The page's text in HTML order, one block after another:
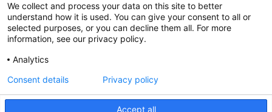
@CGTCatalunya
cgtcatalunya
CGTCatalunya
cgtcatalunya
We collect and process your data on this site to better
understand how it is used. You can give your consent to all or
selected purposes, or you can decline them all. For more
information, see our privacy policy.
Analytics
Accept all
Consent details Privacy policy